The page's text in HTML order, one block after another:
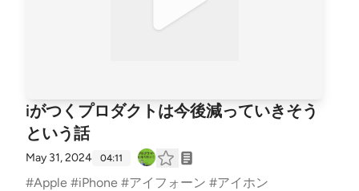
iがつくプロダクトは今後減っていきそう
という話
May 31, 2024 04:11
#Apple #iPhone #アイフォーン #アイホン